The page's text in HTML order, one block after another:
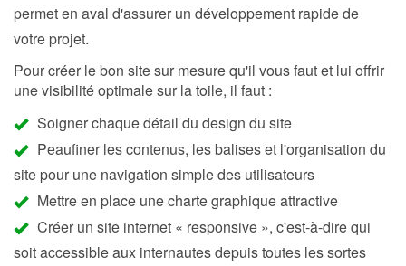
permet en aval d'assurer un développement rapide de
votre projet.
Pour créer le bon site sur mesure qu'il vous faut et lui offrir
une visibilité optimale sur la toile, il faut :
Soigner chaque détail du design du site
Peaufiner les contenus, les balises et l'organisation du
site pour une navigation simple des utilisateurs
Mettre en place une charte graphique attractive
Créer un site internet « responsive », c'est-à-dire qui
soit accessible aux internautes depuis toutes les sortes